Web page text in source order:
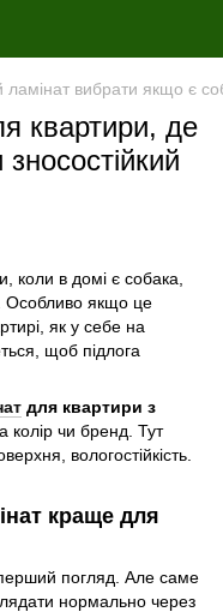
ламінат вибрати якщо є
квартири, де
коли в домі є собака,
Особливо якщо це
як у себе на
щоб підлога
для квартири з
колір чи бренд. Тут
вологостійкість.
краще для
перший погляд. Але саме
нормально через